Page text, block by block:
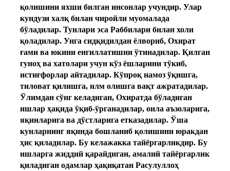
қолишини яхши билган инсонлар учундир. Улар
кундузи халқ билан чиройли муомалада
бўладилар. Тунлари эса Раббилари билан холи
қоладилар. Унга сидқидилдан ёлвориб, Охират
ғами ва юкини енгиллатишни ўтинадилар. Қилган
гуноҳ ва хатолари учун кўз ёшларини тўкиб,
истиғфорлар айтадилар. Кўпроқ намоз ўқишга,
тиловат қилишга, илм олишга вақт ажратадилар.
Ўлимдан сўнг келадиган, Охиратда бўладиган
ишлар ҳақида ўқиб-ўрганадилар, оила аъзоларига,
яқинларига ва дўстларига етказадилар. Ўша
кунларнинг яқинда бошланиб қолишини юракдан
ҳис қиладилар. Бу келажакка тайёргарликдир. Бу
ишларга жиддий қарайдиган, амалий тайёргарлик
қиладиган одамлар ҳақиқатан Расулуллоҳ